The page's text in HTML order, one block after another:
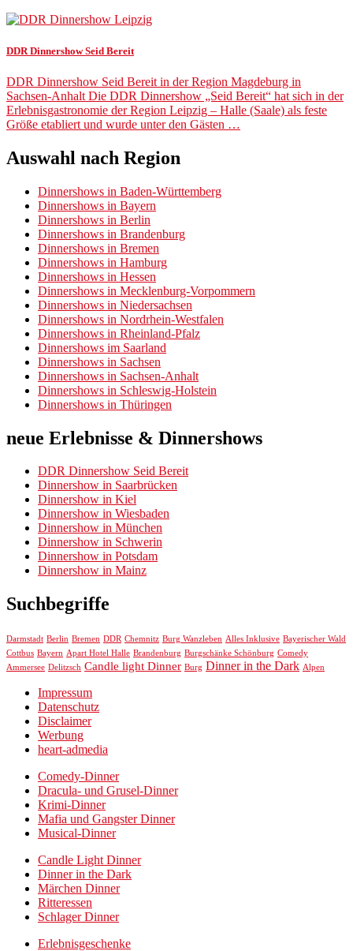
DDR Dinnershow Seid Bereit
DDR Dinnershow Seid Bereit in der Region Magdeburg in
Sachsen-Anhalt Die DDR Dinnershow „Seid Bereit“ hat sich in der
Erlebnisgastronomie der Region Leipzig – Halle (Saale) als feste
Größe etabliert und wurde unter den Gästen …
Auswahl nach Region
Dinnershows in Baden-Württemberg
Dinnershows in Bayern
Dinnershows in Berlin
Dinnershows in Brandenburg
Dinnershows in Bremen
Dinnershows in Hamburg
Dinnershows in Hessen
Dinnershows in Mecklenburg-Vorpommern
Dinnershows in Niedersachsen
Dinnershows in Nordrhein-Westfalen
Dinnershows in Rheinland-Pfalz
Dinnershows im Saarland
Dinnershows in Sachsen
Dinnershows in Sachsen-Anhalt
Dinnershows in Schleswig-Holstein
Dinnershows in Thüringen
neue Erlebnisse & Dinnershows
DDR Dinnershow Seid Bereit
Dinnershow in Saarbrücken
Dinnershow in Kiel
Dinnershow in Wiesbaden
Dinnershow in München
Dinnershow in Schwerin
Dinnershow in Potsdam
Dinnershow in Mainz
Suchbegriffe
Darmstadt Berlin Bremen DDR Chemnitz Burg Wanzleben Alles Inklusive Bayerischer Wald
Cottbus Bayern Apart Hotel Halle Brandenburg Burgschänke Schönburg Comedy
Ammersee Delitzsch Candle light Dinner Burg Dinner in the Dark Alpen
Impressum
Datenschutz
Disclaimer
Werbung
heart-admedia
Comedy-Dinner
Dracula- und Grusel-Dinner
Krimi-Dinner
Mafia und Gangster Dinner
Musical-Dinner
Candle Light Dinner
Dinner in the Dark
Märchen Dinner
Ritteressen
Schlager Dinner
Erlebnisgeschenke